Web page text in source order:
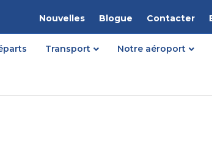
Nouvelles Blogue Contacter
Transport Notre aéroport